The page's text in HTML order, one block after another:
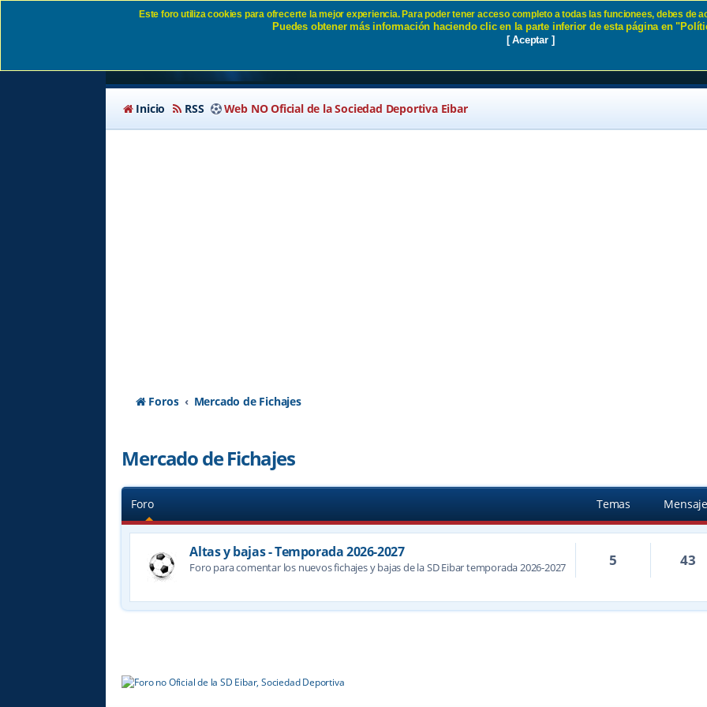
Mercado de Fichajes SD Eibar
Inicio RSS Web NO Oficial de la Sociedad Deportiva Eibar
Foros Mercado de Fichajes
Mercado de Fichajes
Foro Temas
Altas y bajas - Temporada 2026-2027
Foro para comentar los nuevos fichajes y bajas de la SD Eibar temporada 2026-2027 5 43
Este foro utiliza cookies para ofrecerte la mejor experiencia. Para poder tener acceso completo a todas las funcionees, debes de
Puedes obtener más información haciendo clic en la parte inferior de esta página en
[ Aceptar ]